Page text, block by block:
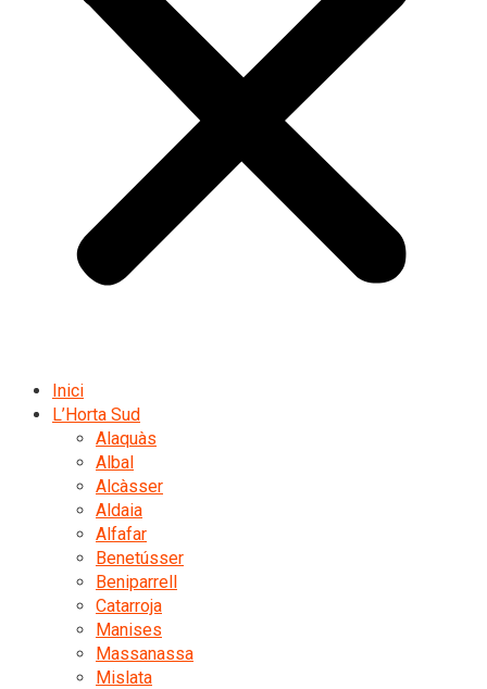
Inici
L’Horta Sud
Alaquàs
Albal
Alcàsser
Aldaia
Alfafar
Benetússer
Beniparrell
Catarroja
Manises
Massanassa
Mislata